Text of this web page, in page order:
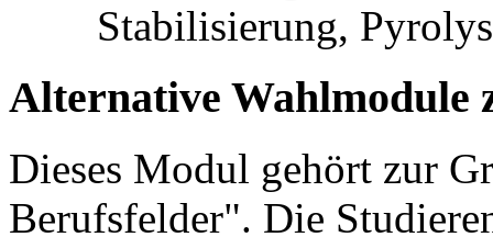
Stabilisierung,
Alternative Wahlmodule
Dieses Modul gehört zur
Berufsfelder". Die